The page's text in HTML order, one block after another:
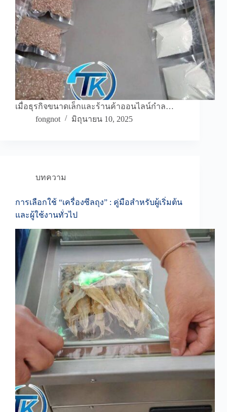
เมื่อธุรกิจขนาดเล็กและร้านค้าออนไลน์กำล…
fongnot
มิถุนายน 10, 2025
บทความ
การเลือกใช้ “เครื่องซีลถุง” : คู่มือสำหรับผู้เริ่มต้น
และผู้ใช้งานทั่วไป